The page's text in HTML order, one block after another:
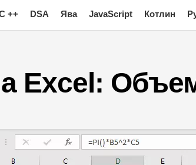
++ DSA Ява JavaScript Котлин
Excel: